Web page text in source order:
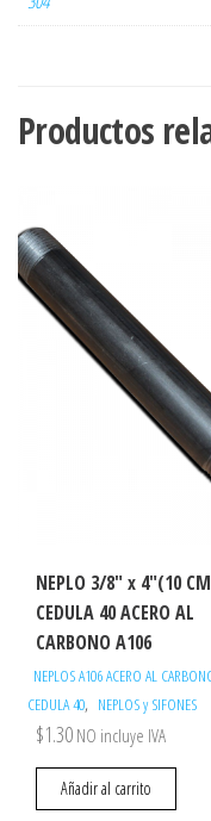
Productos
NEPLO 3/8″ x 4″(10
CEDULA 40 ACERO AL
CARBONO A106
NEPLOS A106 ACERO AL
CEDULA 40, NEPLOS y SIFONES
$1.30 NO incluye IVA
Añadir al carrito